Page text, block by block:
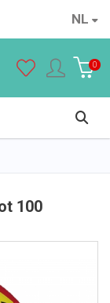
NL
0
100